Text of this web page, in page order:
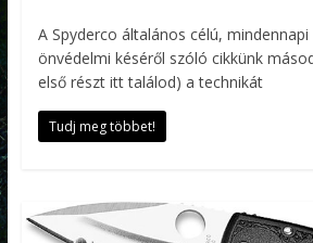
A Spyderco általános célú,
önvédelmi késéről szóló cikkünk
első részt itt találod) a technikát
Tudj meg többet!